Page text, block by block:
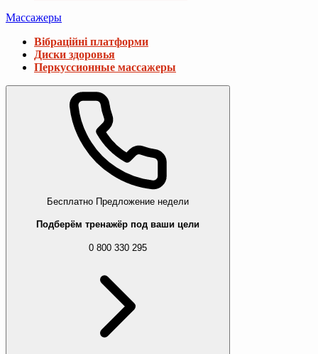
Массажеры
Вібраційні платформи
Диски здоровья
Перкуссионные массажеры
Бесплатно Предложение недели
Подберём тренажёр под ваши цели
0 800 330 295